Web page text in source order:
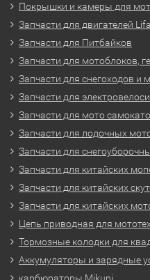
Покрышки и камеры для
Запчасти для двигателей
Запчасти для Питбайков
Запчасти для мотоблоков,
Запчасти для снегоходов и
Запчасти для
Запчасти для мото
Запчасти для лодочных
Запчасти для
Запчасти для китайских
Запчасти для китайских
Запчасти для китайских
Цепь приводная для
Тормозные колодки для
Аккумуляторы и зарядные